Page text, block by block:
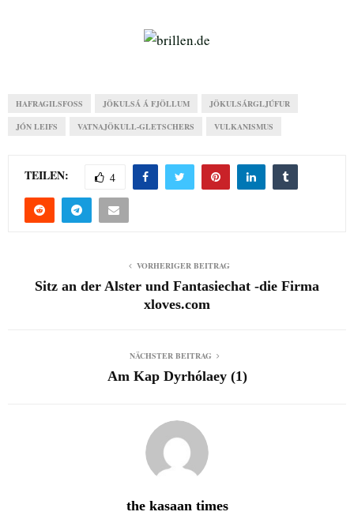
HAFRAGILSFOSS JÖKULSÁ Á FJÖLLUM JÖKULSÁRGLJÚFUR
JÓN LEIFS VATNAJÖKULL-GLETSCHERS VULKANISMUS
TEILEN: 4
VORHERIGER BEITRAG
Sitz an der Alster und Fantasiechat -die Firma
xloves.com
NÄCHSTER BEITRAG
Am Kap Dyrhólaey (1)
the kasaan times